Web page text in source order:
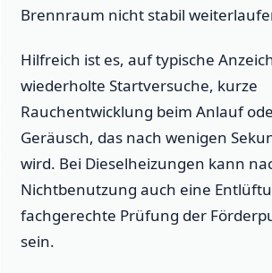
Brennraum nicht stabil
Hilfreich ist es, auf typische
wiederholte Startversuche, kurze
Rauchentwicklung beim Anlauf
Geräusch, das nach wenigen
wird. Bei Dieselheizungen kann
Nichtbenutzung auch eine
fachgerechte Prüfung der
sein.